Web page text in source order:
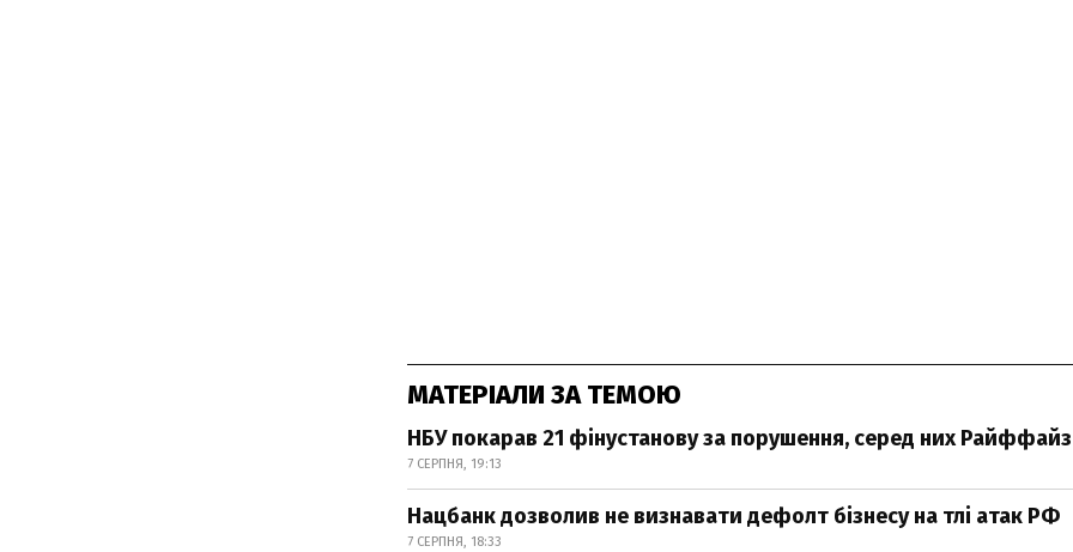
МАТЕРІАЛИ ЗА ТЕМОЮ
НБУ покарав 21 фінустанову за порушення, серед них
7 СЕРПНЯ, 19:13
Нацбанк дозволив не визнавати дефолт бізнесу на тлі атак РФ
7 СЕРПНЯ, 18:33